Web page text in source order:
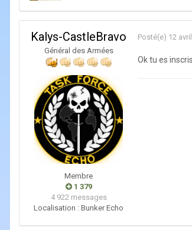
Kalys-CastleBravo
Général des Armées
Membre
1 379
4 922 messages
Localisation : Bunker Echo
Posté(e) 12
Ok tu es inscris